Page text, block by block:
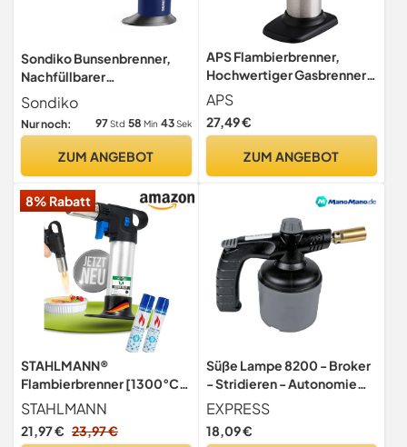
Sondiko Bunsenbrenner,
Nachfüllbarer
Küchenbrenner zum
Kochen und Löten
Sondiko
Nur noch: 97 Std 58 Min 41Sek
ZUM ANGEBOT
APS Flambierbrenner,
Hochwertiger Gasbrenner
zum Flambieren von
Speisen, stufenlose
Flammenregulierung bis zu
APS
27,49 €
ZUM ANGEBOT
8% Rabatt
STAHLMANN®
Flambierbrenner [1300°C]
inkl. 2x 300 ml Gas –
Premium Creme Brulee
Brenner, nachfüllbar mit
STAHLMANN
21,97 € 23,97 €
Süße Lampe 8200 - Broker
- Stridieren - Autonomie
1H30 - Flammentemperatur
1850 ° - Butangas 1,5 bar -
breit/professionell -
EXPRESS
18,09 €